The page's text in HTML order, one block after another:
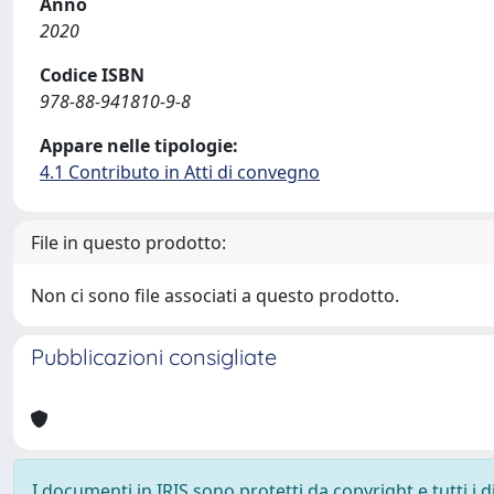
2020
Codice ISBN
978-88-941810-9-8
Appare nelle tipologie:
4.1 Contributo in Atti di convegno
File in questo prodotto:
Non ci sono file associati a questo prodotto.
Pubblicazioni consigliate